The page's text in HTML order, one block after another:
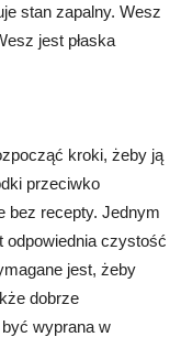
stan zapalny. Wesz
jest płaska
kroki, żeby ją
przeciwko
bez recepty. Jednym
odpowiednia czystość
jest, żeby
dobrze
wyprana w